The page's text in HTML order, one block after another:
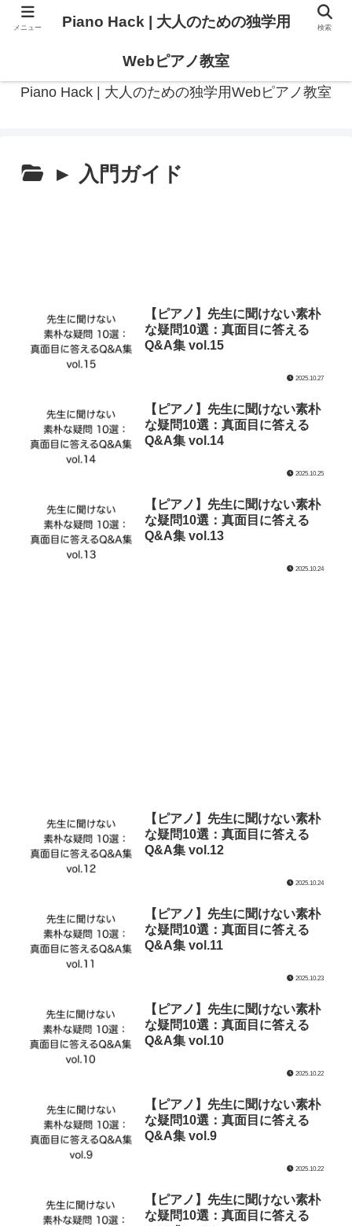
Piano Hack | 大人のための独学用Webピアノ教室
► 入門ガイド
【ピアノ】先生に聞けない素朴
な疑問10選：真面目に答える
Q&A集 vol.15
2025.10.27
【ピアノ】先生に聞けない素朴
な疑問10選：真面目に答える
Q&A集 vol.14
2025.10.25
【ピアノ】先生に聞けない素朴
な疑問10選：真面目に答える
Q&A集 vol.13
2025.10.24
【ピアノ】先生に聞けない素朴
な疑問10選：真面目に答える
Q&A集 vol.12
2025.10.24
【ピアノ】先生に聞けない素朴
な疑問10選：真面目に答える
Q&A集 vol.11
2025.10.23
【ピアノ】先生に聞けない素朴
な疑問10選：真面目に答える
Q&A集 vol.10
2025.10.22
【ピアノ】先生に聞けない素朴
な疑問10選：真面目に答える
Q&A集 vol.9
2025.10.22
【ピアノ】先生に聞けない素朴
な疑問10選：真面目に答える
メニュー Piano Hack | 大人のための独学用
Webピアノ教室
検索